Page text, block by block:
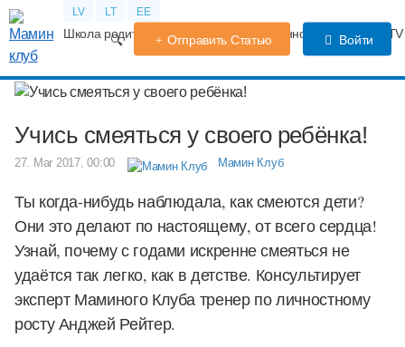
LV LT EE
Школа родителей Календарь беременности Форум
Отправить Статью Войти
Учись смеяться у своего ребёнка!
27. Mar 2017, 00:00 Мамин Клуб
Ты когда-нибудь наблюдала, как смеются дети?
Они это делают по настоящему, от всего сердца!
Узнай, почему с годами искренне смеяться не
удаётся так легко, как в детстве. Консультирует
эксперт Маминого Клуба тренер по личностному
росту Анджей Рейтер.